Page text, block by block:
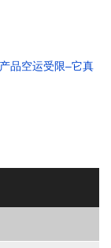
品空运受限–它真